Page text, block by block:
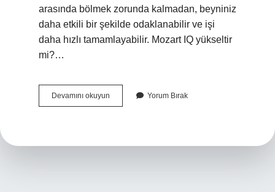
arasında bölmek zorunda kalmadan, beyniniz
daha etkili bir şekilde odaklanabilir ve işi
daha hızlı tamamlayabilir. Mozart IQ yükseltir
mi?…
Devamını okuyun
Iq
Yorum Bırak